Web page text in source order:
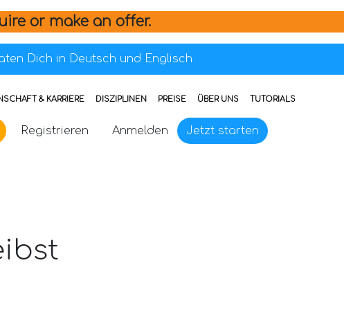
or make an offer.
Dich in Deutsch und Englisch
& KARRIERE DISZIPLINEN PREISE ÜBER UNS TUTORIALS
Registrieren Anmelden Jetzt starten